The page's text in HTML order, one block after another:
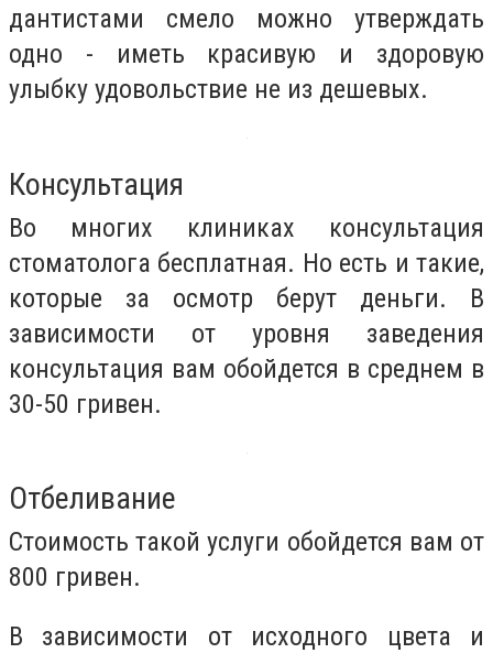
дантистами смело можно утверждать
одно - иметь красивую и здоровую
улыбку удовольствие не из дешевых.
Консультация
Во многих клиниках консультация
стоматолога бесплатная. Но есть и такие,
которые за осмотр берут деньги. В
зависимости от уровня заведения
консультация вам обойдется в среднем в
30-50 гривен.
Отбеливание
Стоимость такой услуги обойдется вам от
800 гривен.
В зависимости от исходного цвета и